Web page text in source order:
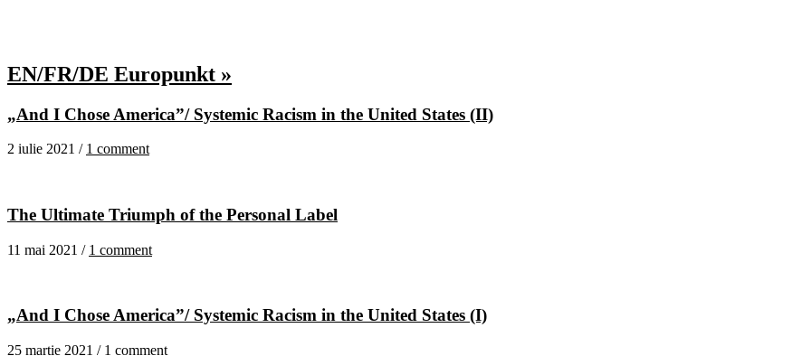
EN/FR/DE Europunkt »
„And I Chose America”/ Systemic Racism in the United States (II)
2 iulie 2021 / 1 comment
The Ultimate Triumph of the Personal Label
11 mai 2021 / 1 comment
„And I Chose America”/ Systemic Racism in the United States (I)
25 martie 2021 / 1 comment